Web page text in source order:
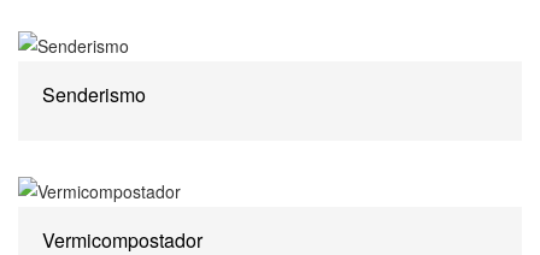
Senderismo
Vermicompostador